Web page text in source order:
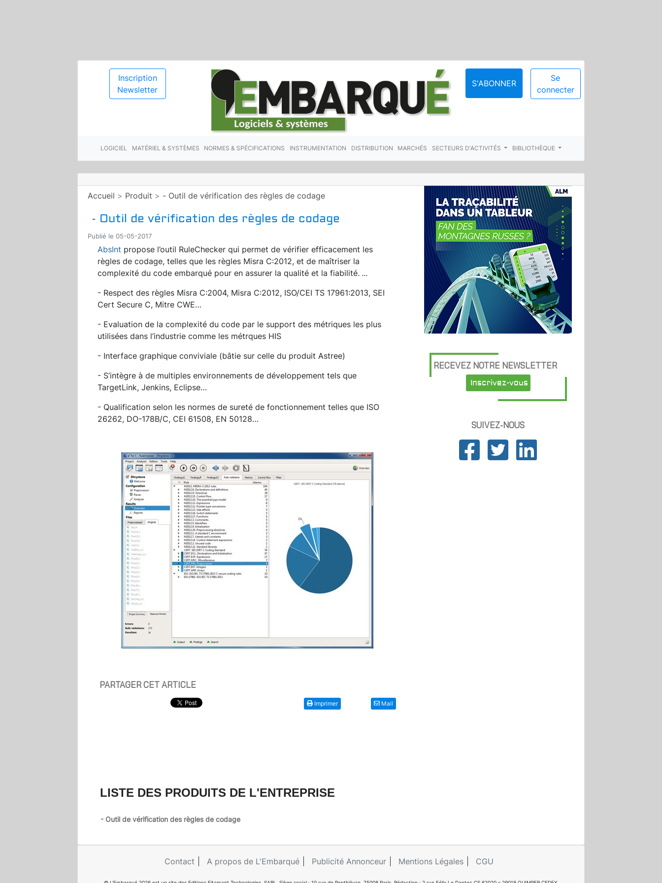
Inscription
Newsletter
S'ABONNER
Se
connecter
LOGICIEL MATÉRIEL & SYSTÈMES NORMES & SPÉCIFICATIONS INSTRUMENTATION DISTRIBUTION MARCHÉS SECTEURS D'ACTIVITÉS BIBLIOTHÈQUE
Accueil > Produit > - Outil de vérification des règles de codage
- Outil de vérification des règles de codage
Publié le 05-05-2017
AbsInt propose l’outil RuleChecker qui permet de vérifier efficacement les
règles de codage, telles que les règles Misra C:2012, et de maîtriser la
complexité du code embarqué pour en assurer la qualité et la fiabilité. ...
- Respect des règles Misra C:2004, Misra C:2012, ISO/CEI TS 17961:2013, SEI
Cert Secure C, Mitre CWE…
- Evaluation de la complexité du code par le support des métriques les plus
utilisées dans l’industrie comme les métrques HIS
- Interface graphique conviviale (bâtie sur celle du produit Astree)
- S’intègre à de multiples environnements de développement tels que
TargetLink, Jenkins, Eclipse…
- Qualification selon les normes de sureté de fonctionnement telles que ISO
26262, DO-178B/C, CEI 61508, EN 50128…
PARTAGER CET ARTICLE
Imprimer Mail
LISTE DES PRODUITS DE L'ENTREPRISE
- Outil de vérification des règles de codage
RECEVEZ NOTRE NEWSLETTER
Inscrivez-vous
SUIVEZ-NOUS
Contact A propos de L'Embarqué Publicité Annonceur Mentions Légales CGU